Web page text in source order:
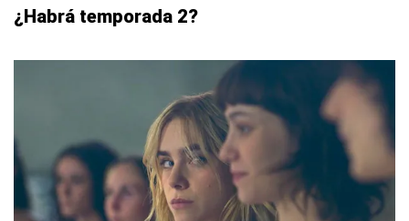
¿Habrá temporada 2?